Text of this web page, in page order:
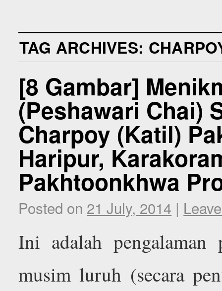
TAG ARCHIVES:
[8 Gambar]
(Peshawari Chai)
Charpoy (Katil)
Haripur,
Pakhtoonkhwa
Posted on 21 July, 2014 |
Ini adalah pengalaman
musim luruh (secara